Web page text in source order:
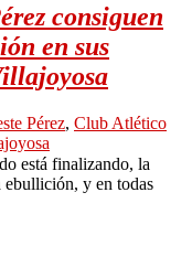
consiguen
en sus
Pérez, Club Atlético
está finalizando, la
ebullición, y en todas